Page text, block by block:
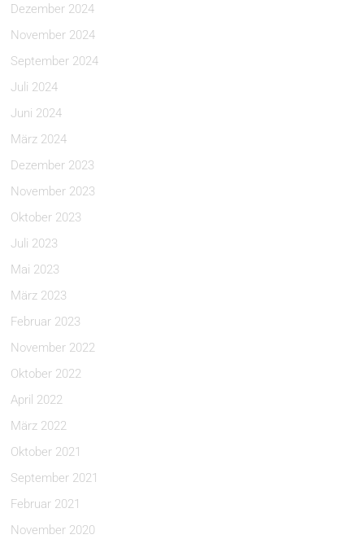
Dezember 2024
November 2024
September 2024
Juli 2024
Juni 2024
März 2024
Dezember 2023
November 2023
Oktober 2023
Juli 2023
Mai 2023
März 2023
Februar 2023
November 2022
Oktober 2022
April 2022
März 2022
Oktober 2021
September 2021
Februar 2021
November 2020